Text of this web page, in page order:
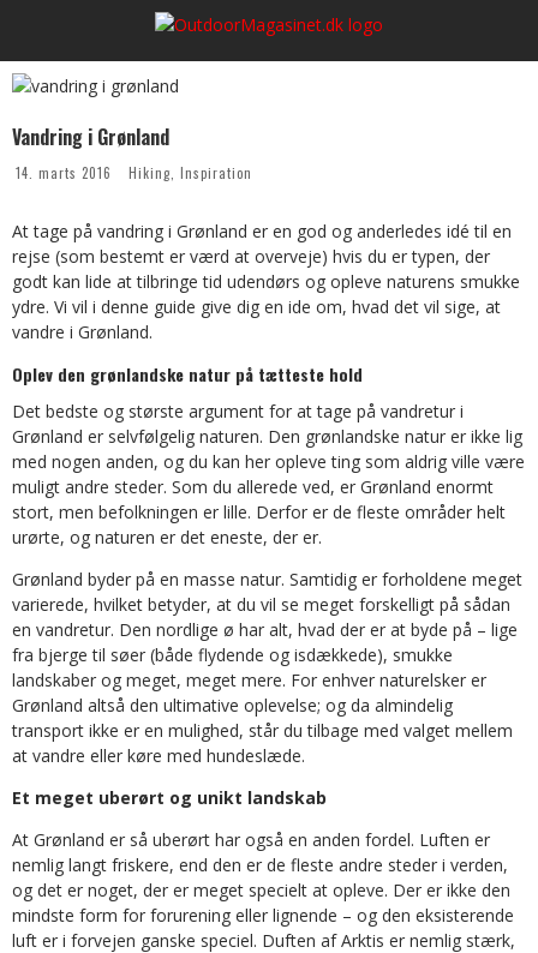
Vandring i Grønland
14. marts 2016 Hiking Inspiration
At tage på vandring i Grønland er en god og anderledes idé til en
rejse (som bestemt er værd at overveje) hvis du er typen, der
godt kan lide at tilbringe tid udendørs og opleve naturens smukke
ydre. Vi vil i denne guide give dig en ide om, hvad det vil sige, at
vandre i Grønland.
Oplev den grønlandske natur på tætteste hold
Det bedste og største argument for at tage på vandretur i
Grønland er selvfølgelig naturen. Den grønlandske natur er ikke lig
med nogen anden, og du kan her opleve ting som aldrig ville være
muligt andre steder. Som du allerede ved, er Grønland enormt
stort, men befolkningen er lille. Derfor er de fleste områder helt
urørte, og naturen er det eneste, der er.
Grønland byder på en masse natur. Samtidig er forholdene meget
varierede, hvilket betyder, at du vil se meget forskelligt på sådan
en vandretur. Den nordlige ø har alt, hvad der er at byde på – lige
fra bjerge til søer (både flydende og isdækkede), smukke
landskaber og meget, meget mere. For enhver naturelsker er
Grønland altså den ultimative oplevelse; og da almindelig
transport ikke er en mulighed, står du tilbage med valget mellem
at vandre eller køre med hundeslæde.
Et meget uberørt og unikt landskab
At Grønland er så uberørt har også en anden fordel. Luften er
nemlig langt friskere, end den er de fleste andre steder i verden,
og det er noget, der er meget specielt at opleve. Der er ikke den
mindste form for forurening eller lignende – og den eksisterende
luft er i forvejen ganske speciel. Duften af Arktis er nemlig stærk,